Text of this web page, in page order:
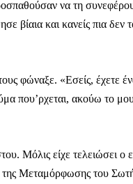
ΕΓΓΡΑΦΕΙΤΕ
μπορούν όλοι να
να τη
βίαια και κανείς πια
φώναξε. «Εσείς, έχετε
που’ρχεται, ακούω το
Μόλις είχε τελειώσει ο
της Μεταμόρφωσης του